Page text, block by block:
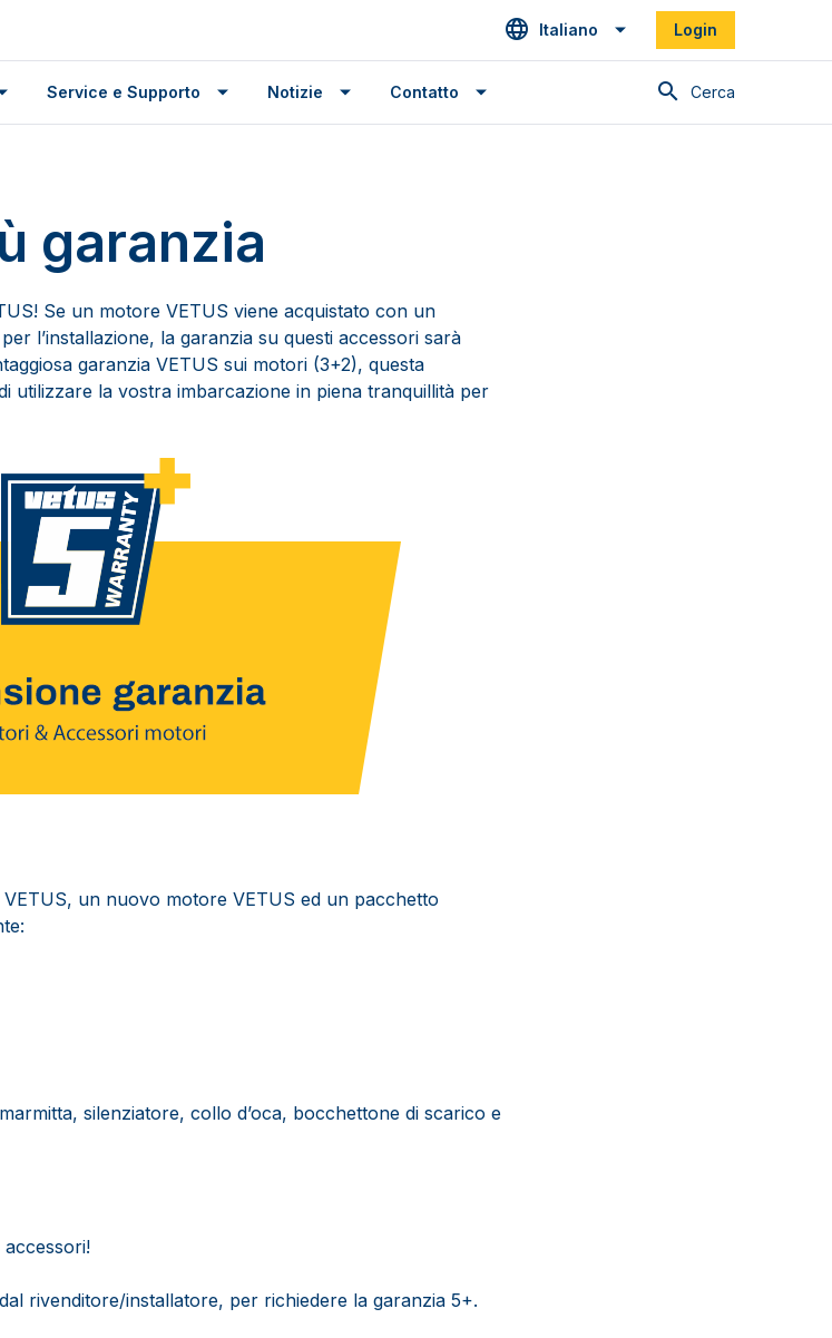
Italiano Login
Cerca
Service e Supporto Notizie Contatto
garanzia
Se un motore VETUS viene acquistato con un
l’installazione, la garanzia su questi accessori sarà
garanzia VETUS sui motori (3+2), questa
utilizzare la vostra imbarcazione in piena tranquillità per
un nuovo motore VETUS ed un pacchetto
silenziatore, collo d’oca, bocchettone di scarico e
rivenditore/installatore, per richiedere la garanzia 5+.